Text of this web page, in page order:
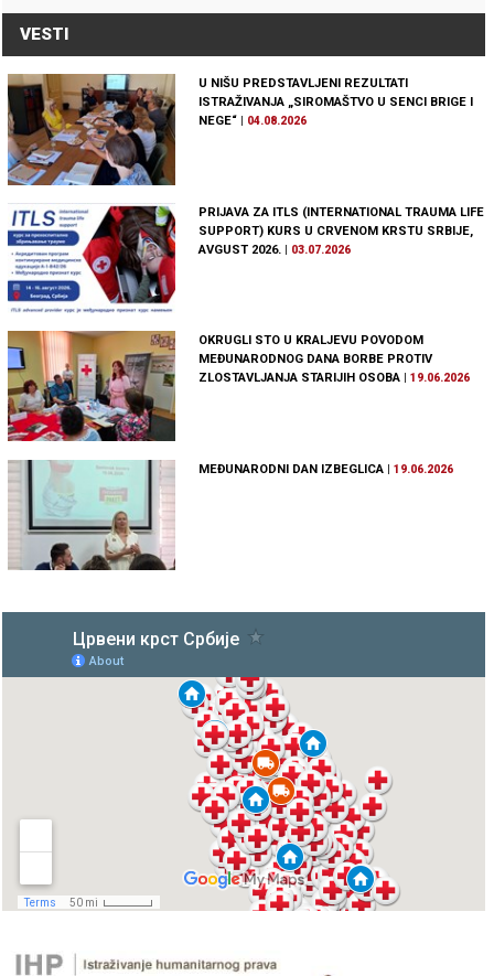
VESTI
U NIŠU PREDSTAVLJENI REZULTATI
ISTRAŽIVANJA „SIROMAŠTVO U SENCI BRIGE I
NEGE“
04.08.2026
PRIJAVA ZA ITLS (INTERNATIONAL TRAUMA LIFE
SUPPORT) KURS U CRVENOM KRSTU SRBIJE,
AVGUST 2026. | 03.07.2026
OKRUGLI STO U KRALJEVU POVODOM
MEĐUNARODNOG DANA BORBE PROTIV
ZLOSTAVLJANJA STARIJIH OSOBA |19.06.2026
MEĐUNARODNI DAN IZBEGLICA |19.06.2026